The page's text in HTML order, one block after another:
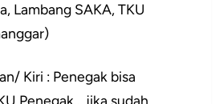
Lambang SAKA, TKU
Kiri : Penegak bisa
Penegak… jika sudah